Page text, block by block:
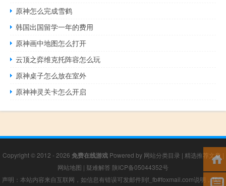
原神怎么完成雪鹤
韩国出国留学一年的费用
原神画中地图怎么打开
云顶之弈维克托阵容怎么玩
原神桌子怎么放在室外
原神神灵关卡怎么开启
Copyright © 2012 - 2026 免费在线游戏Powered by 网站分类目录 | 精选推荐文章 |
网站地图 | 疑难解答 陕ICP备05044352号
声明：本站内容来自互联网，如信息有错误可发邮件到f_fb#foxmail.com说明，我们